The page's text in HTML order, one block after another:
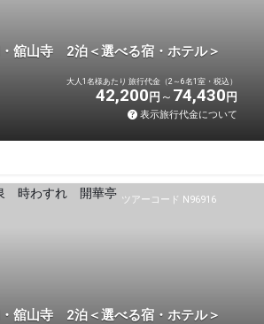
舘山寺 2泊＜選べる宿・ホテル＞
大人1名様あたり 旅行代金（2～6名1室・税込）
42,200 円 74,430 円
表示旅行代金について
ツアーコード N96916
舘山寺 2泊＜選べる宿・ホテル＞